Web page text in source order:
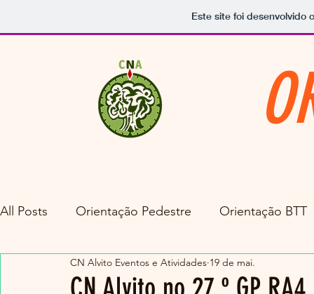
Este site foi desenvolvido
All Posts Orientação Pedestre Orientação BTT
CN Alvito Eventos e Atividades 19 de mai.